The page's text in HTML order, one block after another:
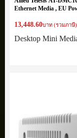
Ethernet Media , EU
13,448.60บาท (รวมภาษี)
Desktop Mini